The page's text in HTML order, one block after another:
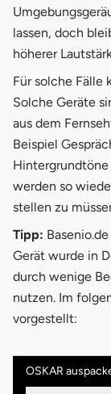
lassen, doch
höherer
Für solche Fälle
Solche Geräte
aus dem
Beispiel
Hintergrundtöne
werden so
stellen zu
Tipp:
Gerät wurde in
durch wenige
nutzen. Im
vorgestellt:
OSKAR